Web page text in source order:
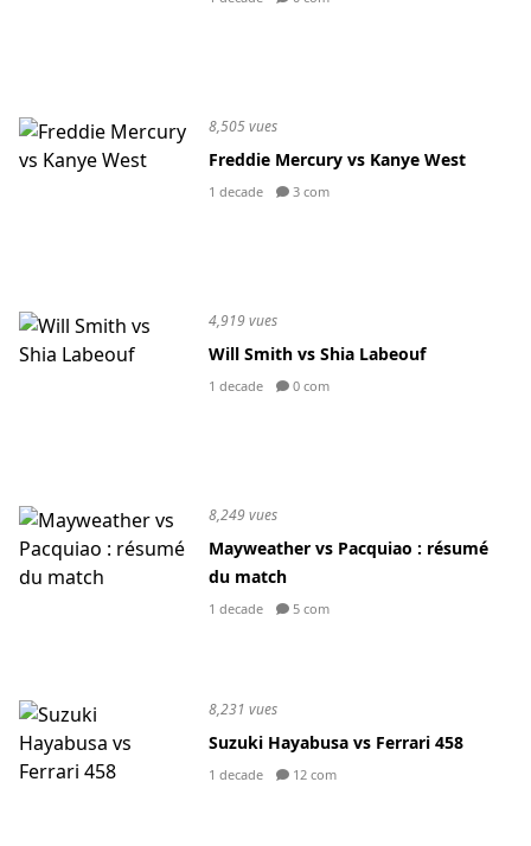
8,505 vues
Freddie Mercury vs Kanye West
1 decade 3 com
4,919 vues
Will Smith vs Shia Labeouf
1 decade 0 com
8,249 vues
Mayweather vs Pacquiao : résumé
du match
1 decade 5 com
8,231 vues
Suzuki Hayabusa vs Ferrari 458
1 decade 12 com